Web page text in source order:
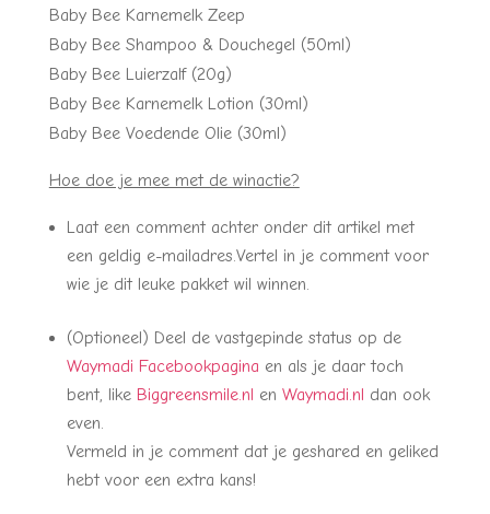
Baby Bee Karnemelk Zeep
Baby Bee Shampoo & Douchegel (50ml)
Baby Bee Luierzalf (20g)
Baby Bee Karnemelk Lotion (30ml)
Baby Bee Voedende Olie (30ml)
Hoe doe je mee met de winactie?
Laat een comment achter onder dit artikel met
een geldig e-mailadres.Vertel in je comment voor
wie je dit leuke pakket wil winnen.
(Optioneel) Deel de vastgepinde status op de
Waymadi Facebookpagina en als je daar toch
bent, like Biggreensmile.nl en Waymadi.nl dan ook
even.
Vermeld in je comment dat je geshared en geliked
hebt voor een extra kans!